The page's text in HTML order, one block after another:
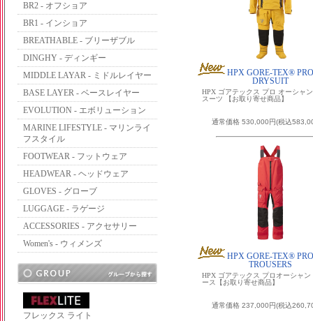
BR2 - オフショア
BR1 - インショア
BREATHABLE - ブリーザブル
DINGHY - ディンギー
MIDDLE LAYAR - ミドルレイヤー
BASE LAYER - ベースレイヤー
EVOLUTION - エボリューション
MARINE LIFESTYLE - マリンライ
フスタイル
FOOTWEAR - フットウェア
HEADWEAR - ヘッドウェア
GLOVES - グローブ
LUGGAGE - ラゲージ
ACCESSORIES - アクセサリー
Women's - ウィメンズ
フレックス ライト
HPX GORE-TEX®
DRYSUIT
HPX ゴアテックス プロ オーシャ
スーツ 【お取り寄せ商品】
通常価格 530,000円(税込
HPX GORE-TEX®
TROUSERS
HPX ゴアテックス プロオーシャン
ース【お取り寄せ商品】
通常価格 237,000円(税込